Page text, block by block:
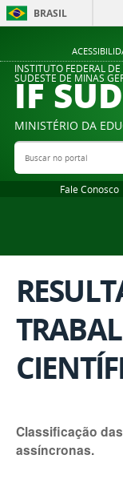
BRASIL
INSTITUTO FEDERAL
SUDESTE DE MINAS
IF
MINISTÉRIO DA
Buscar no portal
Fale Conosco
Classificação
assíncronas.